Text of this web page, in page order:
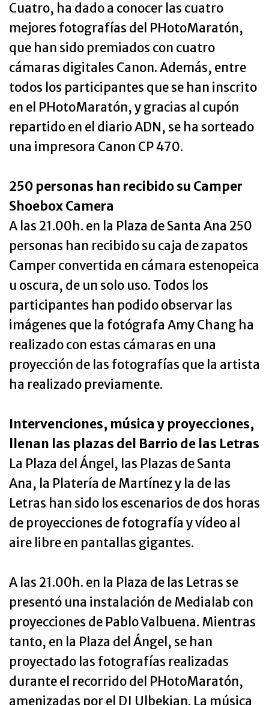
Cuatro, ha dado a conocer las cuatro
mejores fotografías del PHotoMaratón,
que han sido premiados con cuatro
cámaras digitales Canon. Además, entre
todos los participantes que se han inscrito
en el PHotoMaratón, y gracias al cupón
repartido en el diario ADN, se ha sorteado
una impresora Canon CP 470.
250 personas han recibido su Camper
Shoebox Camera
A las 21.00h. en la Plaza de Santa Ana 250
personas han recibido su caja de zapatos
Camper convertida en cámara estenopeica
u oscura, de un solo uso. Todos los
participantes han podido observar las
imágenes que la fotógrafa Amy Chang ha
realizado con estas cámaras en una
proyección de las fotografías que la artista
ha realizado previamente.
Intervenciones, música y proyecciones,
llenan las plazas del Barrio de las Letras
La Plaza del Ángel, las Plazas de Santa
Ana, la Platería de Martínez y la de las
Letras han sido los escenarios de dos horas
de proyecciones de fotografía y vídeo al
aire libre en pantallas gigantes.
A las 21.00h. en la Plaza de las Letras se
presentó una instalación de Medialab con
proyecciones de Pablo Valbuena. Mientras
tanto, en la Plaza del Ángel, se han
proyectado las fotografías realizadas
durante el recorrido del PHotoMaratón,
amenizadas por el DJ Ulbekian. La música